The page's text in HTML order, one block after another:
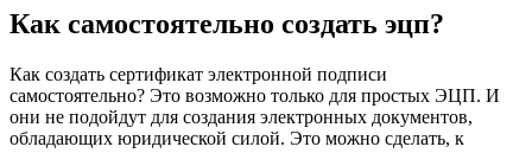
Как самостоятельно создать эцп?
Как создать сертификат электронной подписи
самостоятельно? Это возможно только для простых ЭЦП. И
они не подойдут для создания электронных документов,
обладающих юридической силой. Это можно сделать, к